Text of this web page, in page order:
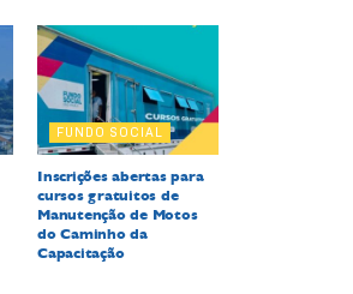
FUNDO SOCIAL
Inscrições abertas para
cursos gratuitos de
Manutenção de Motos
do Caminho da
Capacitação